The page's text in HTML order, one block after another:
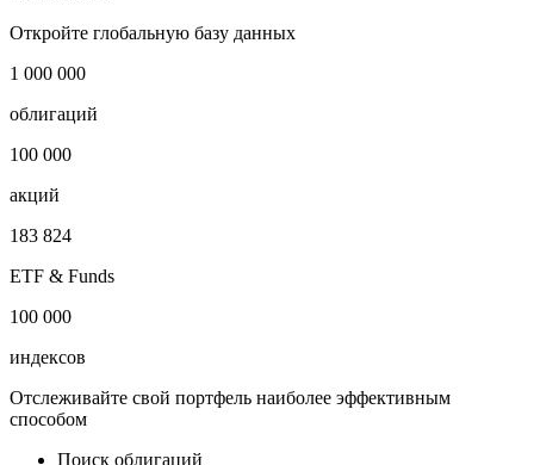
i
87 млн USD
Откройте глобальную базу данных
1 000 000
облигаций
100 000
акций
183 824
ETF & Funds
100 000